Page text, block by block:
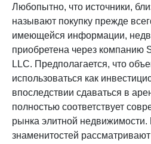
Любопытно, что источники,
называют покупку прежде
имеющейся информации,
приобретена через компанию
LLC. Предполагается, что
использоваться как
впоследствии сдаваться в
полностью соответствует
рынка элитной
знаменитостей